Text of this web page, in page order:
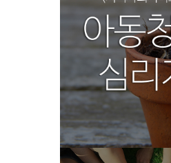
집단프로그램1
광주심리상담코칭센터